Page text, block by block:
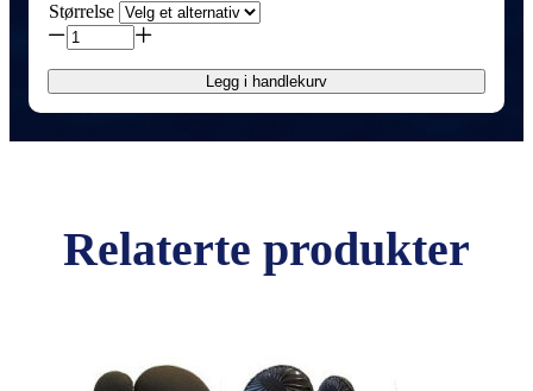
Størrelse
Våthanske,
G50
5mm
5-
finger
antall
Legg i handlekurv
Relaterte produkter